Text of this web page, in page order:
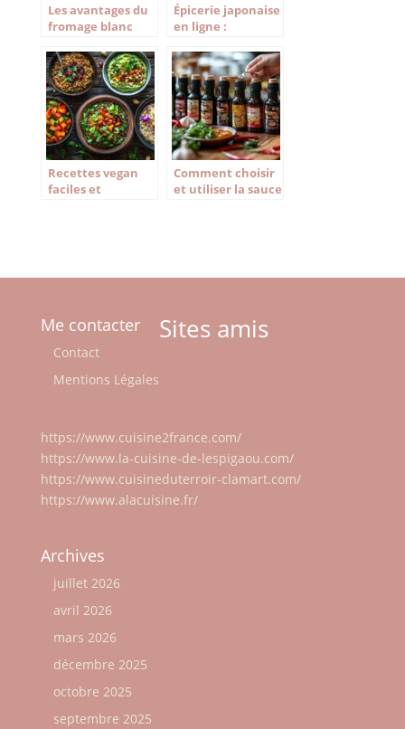
Les avantages du
fromage blanc
Épicerie japonaise
en ligne :
trésors
gastronomiques
du Japon
Recettes vegan
faciles et
Comment choisir
et utiliser la sauce
Me contacter
Contact
Mentions Légales
Sites amis
https://www.cuisine2france.com/
https://www.la-cuisine-de-lespigaou.com/
https://www.cuisineduterroir-clamart.com/
https://www.alacuisine.fr/
Archives
juillet 2026
avril 2026
mars 2026
décembre 2025
octobre 2025
septembre 2025